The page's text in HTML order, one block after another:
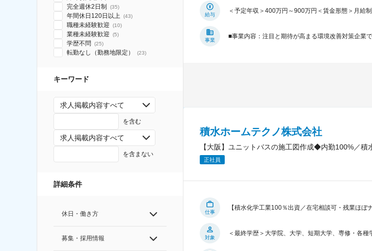
完全週休2日制 (35)
年間休日120日以上 (43)
職種未経験歓迎 (10)
業種未経験歓迎 (5)
学歴不問 (25)
転勤なし（勤務地限定） (23)
キーワード
求人掲載内容すべて
を含む
求人掲載内容すべて
を含まない
詳細条件
休日・働き方
募集・採用情報
給与
＜予定年収＞400万円～900万円＜賃金形態＞月給
事業
■事業内容：注目と期待が高まる環境改善対策企業
積水ホームテクノ株式会社
【大阪】ユニットバスの施工図作成◆内勤100%／
正社員
仕事
【積水化学工業100％出資／在宅相談可・残業ほ
対象
＜最終学歴＞大学院、大学、短期大学、専修・各